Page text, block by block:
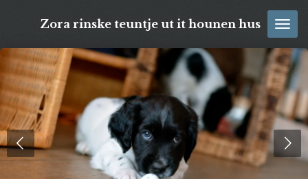
de
hoofdinhoud
Zora rinske teuntje ut it hounen hus